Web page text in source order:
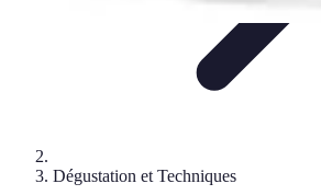
Dégustation et Techniques